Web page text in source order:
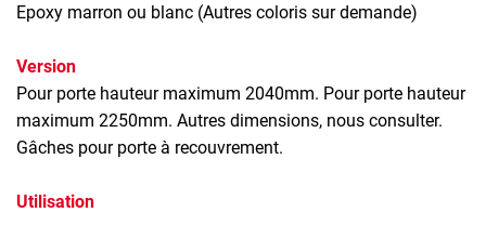
Epoxy marron ou blanc (Autres coloris sur demande)
Version
Pour porte hauteur maximum 2040mm. Pour porte hauteur
maximum 2250mm. Autres dimensions, nous consulter.
Gâches pour porte à recouvrement.
Utilisation